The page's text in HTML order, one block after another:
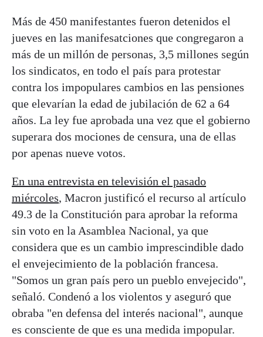
Más de 450 manifestantes fueron detenidos el
jueves en las manifesatciones que congregaron a
más de un millón de personas, 3,5 millones según
los sindicatos, en todo el país para protestar
contra los impopulares cambios en las pensiones
que elevarían la edad de jubilación de 62 a 64
años. La ley fue aprobada una vez que el gobierno
superara dos mociones de censura, una de ellas
por apenas nueve votos.
En una entrevista en televisión el pasado
miércoles, Macron justificó el recurso al artículo
49.3 de la Constitución para aprobar la reforma
sin voto en la Asamblea Nacional, ya que
considera que es un cambio imprescindible dado
el envejecimiento de la población francesa.
"Somos un gran país pero un pueblo envejecido",
señaló. Condenó a los violentos y aseguró que
obraba "en defensa del interés nacional", aunque
es consciente de que es una medida impopular.